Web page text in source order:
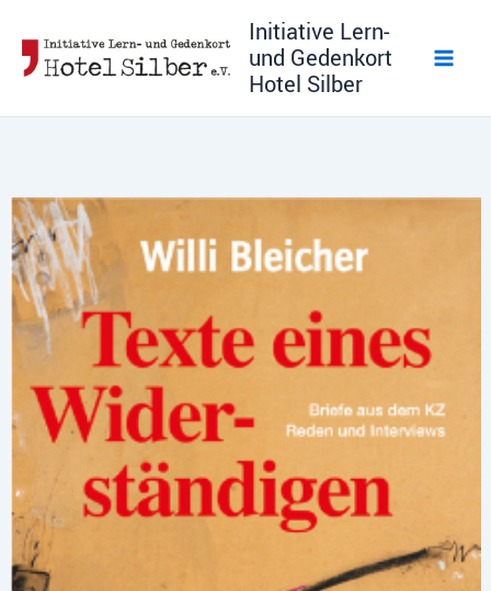
Inhalt
springen
Initiative Lern-
und Gedenkort
Hotel Silber